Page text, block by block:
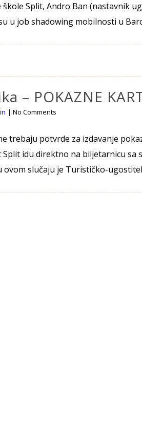
Split, Andro Ban (nastavnik
u job shadowing mobilnosti u
– POKAZNE
|No Comments
trebaju potvrde za izdavanje
Split idu direktno na biljetarnicu
slučaju je Turističko-